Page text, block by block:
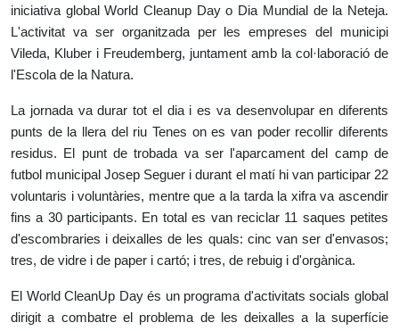
iniciativa global World Cleanup Day o Dia Mundial de la Neteja.
L'activitat va ser organitzada per les empreses del municipi
Vileda, Kluber i Freudemberg, juntament amb la col·laboració de
l'Escola de la Natura.
La jornada va durar tot el dia i es va desenvolupar en diferents
punts de la llera del riu Tenes on es van poder recollir diferents
residus. El punt de trobada va ser l'aparcament del camp de
futbol municipal Josep Seguer i durant el matí hi van participar 22
voluntaris i voluntàries, mentre que a la tarda la xifra va ascendir
fins a 30 participants. En total es van reciclar 11 saques petites
d'escombraries i deixalles de les quals: cinc van ser d'envasos;
tres, de vidre i de paper i cartó; i tres, de rebuig i d'orgànica.
El World CleanUp Day és un programa d'activitats socials global
dirigit a combatre el problema de les deixalles a la superfície